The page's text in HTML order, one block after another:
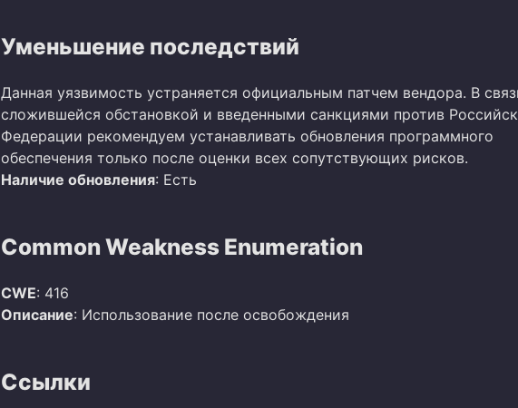
Уменьшение последствий
Данная уязвимость устраняется официальным патчем вендора. В
сложившейся обстановкой и введенными санкциями против
Федерации рекомендуем устанавливать обновления программного
обеспечения только после оценки всех сопутствующих рисков.
Наличие обновления: Есть
Common Weakness Enumeration
CWE: 416
Описание: Использование после освобождения
Ссылки